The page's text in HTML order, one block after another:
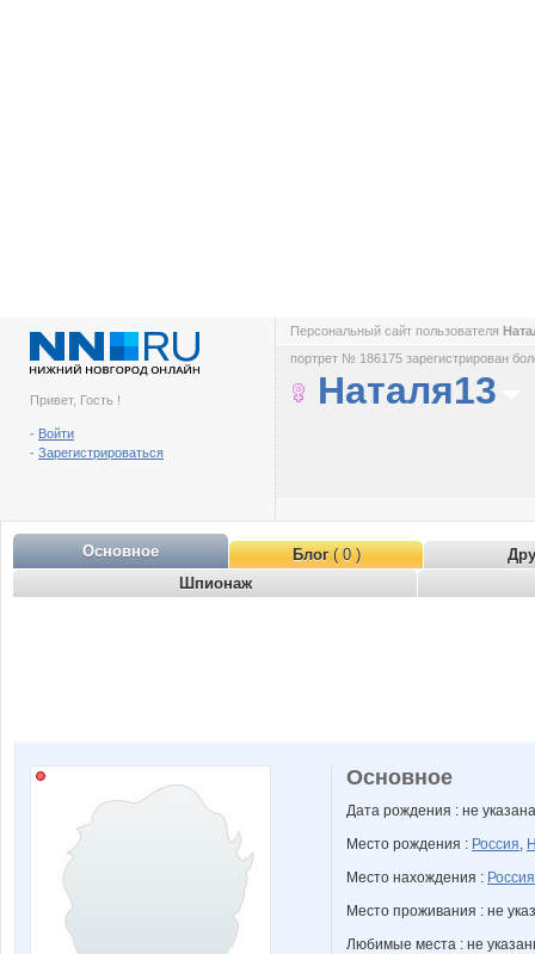
Привет, Гость !
- Войти
- Зарегистрироваться
Персональный сайт пользователя
портрет № 186175 зарегистрирован
Наталя13
Основное Блог( 0 )
Шпионаж
Основное
Дата рождения : не указана
Место рождения : Россия,
Место нахождения : Россия
Место проживания : не
Любимые места : не